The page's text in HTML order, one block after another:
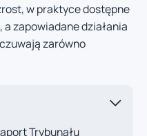
w praktyce dostępne
zapowiadane działania
zarówno
Trybunału